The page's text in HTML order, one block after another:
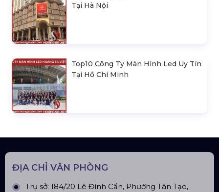
Tại Hà Nội
Top10 Công Ty Màn Hình Led Uy Tín
Tại Hồ Chí Minh
ĐỊA CHỈ VĂN PHÒNG
Trụ sở: 184/20 Lê Đình Cẩn, Phường Tân Tạo,